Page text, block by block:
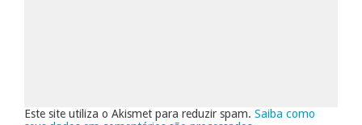
Este site utiliza o Akismet para reduzir spam. Saiba como